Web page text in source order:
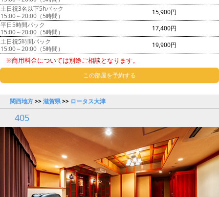
土日祝3名以下5hパック
15:00～20:00（5時間）
15,900円
平日5時間パック
15:00～20:00（5時間）
17,400円
土日祝5時間パック
15:00～20:00（5時間）
19,900円
※商用料金については別途ご相談となります。
この部屋を予約する
関西地方>>滋賀県>> ロータス大津
405